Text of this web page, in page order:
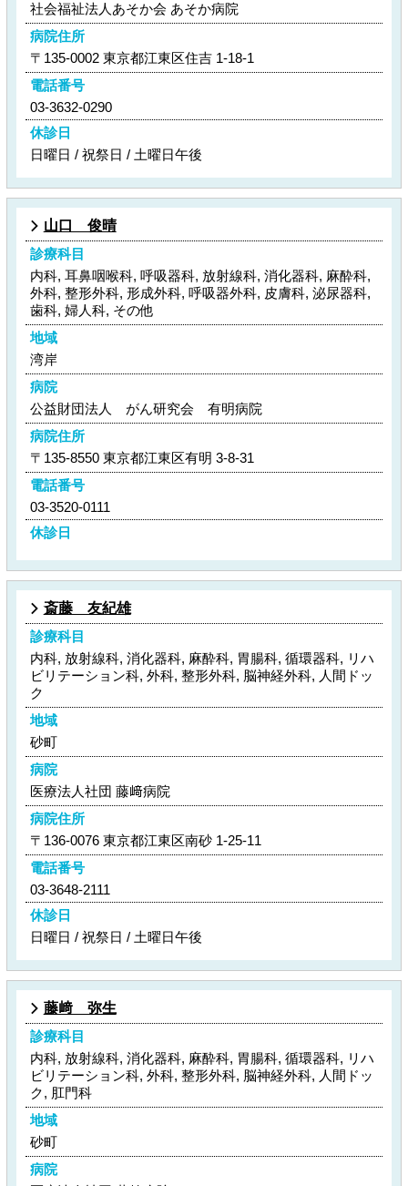
社会福祉法人あそか会 あそか病院
病院住所
〒135-0002 東京都江東区住吉 1-18-1
電話番号
03-3632-0290
休診日
日曜日 / 祝祭日 / 土曜日午後
山口 俊晴
診療科目
内科, 耳鼻咽喉科, 呼吸器科, 放射線科, 消化器科, 麻酔科,
外科, 整形外科, 形成外科, 呼吸器外科, 皮膚科, 泌尿器科,
歯科, 婦人科, その他
地域
湾岸
病院
公益財団法人 がん研究会 有明病院
病院住所
〒135-8550 東京都江東区有明 3-8-31
電話番号
03-3520-0111
休診日
斎藤 友紀雄
診療科目
内科, 放射線科, 消化器科, 麻酔科, 胃腸科, 循環器科, リハ
ビリテーション科, 外科, 整形外科, 脳神経外科, 人間ドッ
ク
地域
砂町
病院
医療法人社団 藤﨑病院
病院住所
〒136-0076 東京都江東区南砂 1-25-11
電話番号
03-3648-2111
休診日
日曜日 / 祝祭日 / 土曜日午後
藤﨑 弥生
診療科目
内科, 放射線科, 消化器科, 麻酔科, 胃腸科, 循環器科, リハ
ビリテーション科, 外科, 整形外科, 脳神経外科, 人間ドッ
ク, 肛門科
地域
砂町
病院